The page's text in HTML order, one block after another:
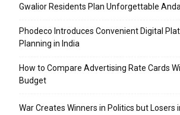
Gwalior Residents Plan Unforgettable
Phodeco Introduces Convenient Digital
Planning in India
How to Compare Advertising Rate Cards
Budget
War Creates Winners in Politics but Losers